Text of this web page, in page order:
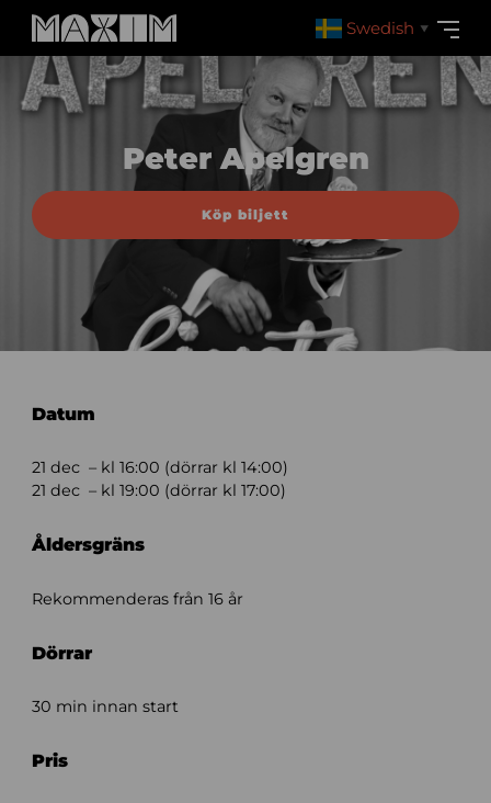
Swedish ▼
Peter Apelgren
Köp biljett
Datum
21 dec – kl 16:00 (dörrar kl 14:00)
21 dec – kl 19:00 (dörrar kl 17:00)
Åldersgräns
Rekommenderas från 16 år
Dörrar
30 min innan start
Pris